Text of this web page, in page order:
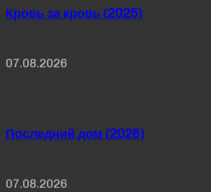
Кровь за кровь (2025)
07.08.2026
Последний дом (2026)
07.08.2026